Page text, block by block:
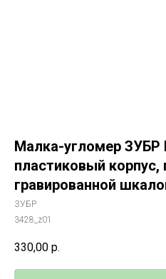
Малка-угломер
пластиковый корпус,
гравированной
ЗУБР
3428_z01
330,00 р.